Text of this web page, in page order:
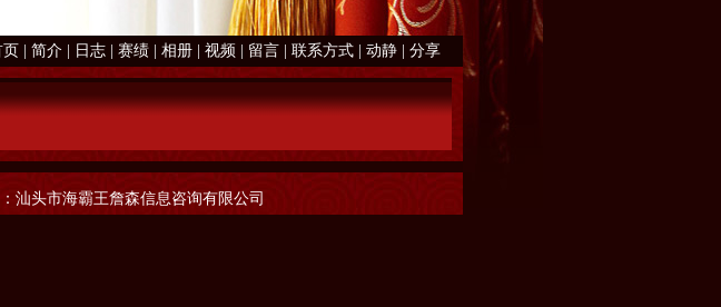
页 简介 日志 赛绩 相册 视频 留言 联系方式 动静 分享
汕头市海霸王詹森信息咨询有限公司